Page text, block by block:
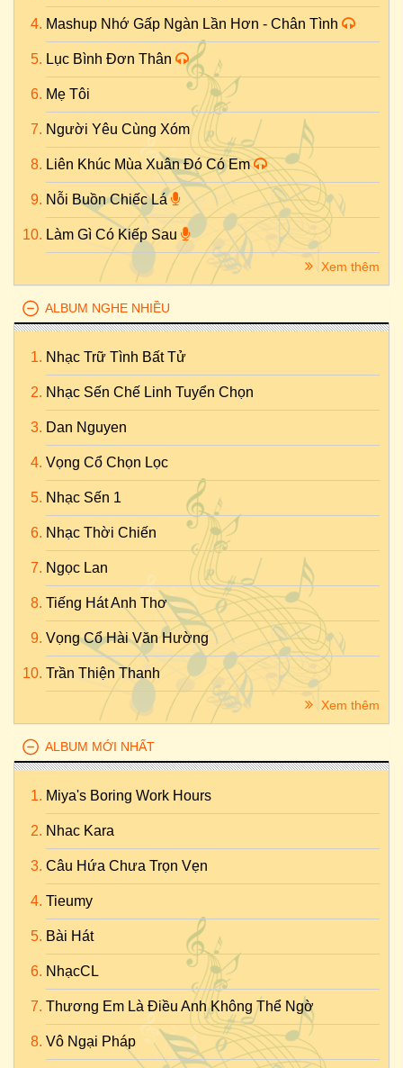
Mashup Nhớ Gấp Ngàn Lần Hơn - Chân Tình
Lục Bình Đơn Thân
Mẹ Tôi
Người Yêu Cùng Xóm
Liên Khúc Mùa Xuân Đó Có Em
Nỗi Buồn Chiếc Lá
Làm Gì Có Kiếp Sau
Xem thêm
ALBUM NGHE NHIỀU
Nhạc Trữ Tình Bất Tử
Nhạc Sến Chế Linh Tuyển Chọn
Dan Nguyen
Vọng Cổ Chọn Lọc
Nhạc Sến 1
Nhạc Thời Chiến
Ngọc Lan
Tiếng Hát Anh Thơ
Vọng Cổ Hài Văn Hường
Trần Thiện Thanh
Xem thêm
ALBUM MỚI NHẤT
Miya's Boring Work Hours
Nhac Kara
Câu Hứa Chưa Trọn Vẹn
Tieumy
Bài Hát
NhạcCL
Thương Em Là Điều Anh Không Thể Ngờ
Vô Ngại Pháp